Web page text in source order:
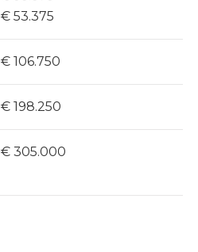
€ 53.375
€ 106.750
€ 198.250
€ 305.000